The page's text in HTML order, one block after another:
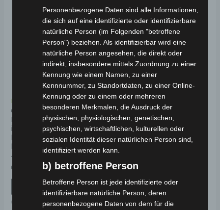
Kostenloser Versand
CARGO VOLT BP-150
Komplette Hinterachse
inkl. Differential,
Bremstrommeln und
Bremsen
Bewertet
0
699,00 *
IN DEN WARENKORB
CARGO VOLT
Personenbezogene Daten sind alle Informationen,
die sich auf eine identifizierte oder identifizierbare
natürliche Person (im Folgenden "betroffene
Person") beziehen. Als identifizierbar wird eine
natürliche Person angesehen, die direkt oder
indirekt, insbesondere mittels Zuordnung zu einer
Kennung wie einem Namen, zu einer
Kennnummer, zu Standortdaten, zu einer Online-
Kennung oder zu einem oder mehreren
besonderen Merkmalen, die Ausdruck der
physischen, physiologischen, genetischen,
psychischen, wirtschaftlichen, kulturellen oder
sozialen Identität dieser natürlichen Person sind,
identifiziert werden kann.
b) betroffene Person
Betroffene Person ist jede identifizierte oder
identifizierbare natürliche Person, deren
personenbezogene Daten von dem für die